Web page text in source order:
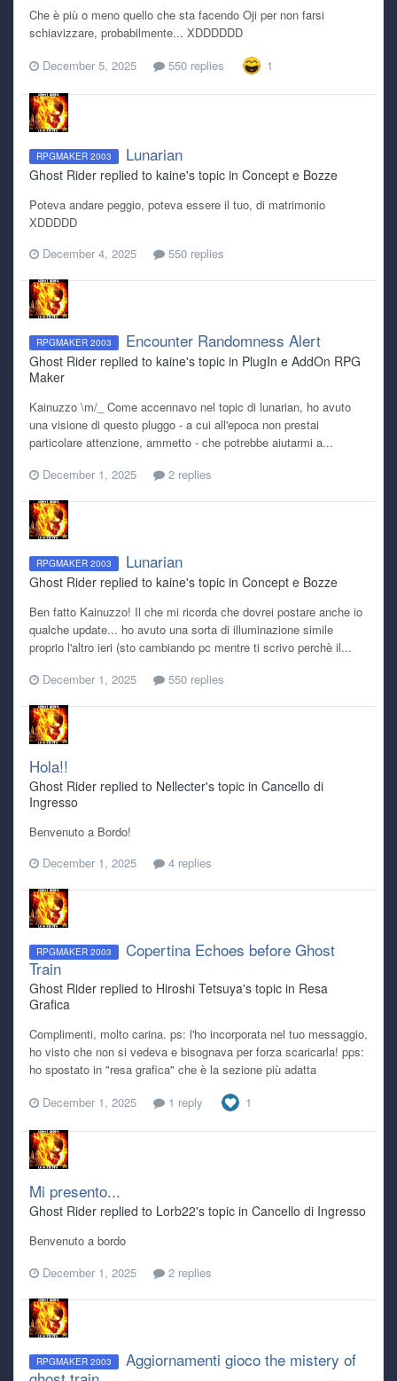
Che è più o meno quello che sta facendo Oji per non farsi
schiavizzare, probabilmente... XDDDDDD
December 5, 2025
550 replies 1
RPGMAKER 2003 Lunarian
Ghost Rider replied to kaine's topic in Concept e Bozze
Poteva andare peggio, poteva essere il tuo, di matrimonio
XDDDDD
December 4, 2025
550 replies
RPGMAKER 2003 Encounter Randomness Alert
Ghost Rider replied to kaine's topic in PlugIn e AddOn RPG
Maker
Kainuzzo \m/_ Come accennavo nel topic di lunarian, ho avuto
una visione di questo pluggo - a cui all'epoca non prestai
particolare attenzione, ammetto - che potrebbe aiutarmi a...
December 1, 2025
2 replies
RPGMAKER 2003 Lunarian
Ghost Rider replied to kaine's topic in Concept e Bozze
Ben fatto Kainuzzo! Il che mi ricorda che dovrei postare anche io
qualche update... ho avuto una sorta di illuminazione simile
proprio l'altro ieri (sto cambiando pc mentre ti scrivo perchè il...
December 1, 2025
550 replies
Hola!!
Ghost Rider replied to Nellecter's topic in Cancello di
Ingresso
Benvenuto a Bordo!
December 1, 2025
4 replies
RPGMAKER 2003
Copertina Echoes before Ghost
Train
Ghost Rider replied to Hiroshi Tetsuya's topic in Resa
Grafica
Complimenti, molto carina. ps: l'ho incorporata nel tuo messaggio,
ho visto che non si vedeva e bisognava per forza scaricarla! pps:
ho spostato in "resa grafica" che è la sezione più adatta
December 1, 2025
1 reply 1
Mi presento...
Ghost Rider replied to Lorb22's topic in Cancello di Ingresso
Benvenuto a bordo
December 1, 2025
2 replies
RPGMAKER 2003
Aggiornamenti gioco the mistery of